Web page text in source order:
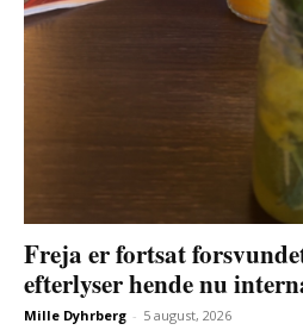
Freja er fortsat
efterlyser hende nu
Mille Dyhrberg - 5 august, 2026